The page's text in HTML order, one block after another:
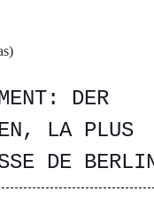
DER
LA PLUS
DE